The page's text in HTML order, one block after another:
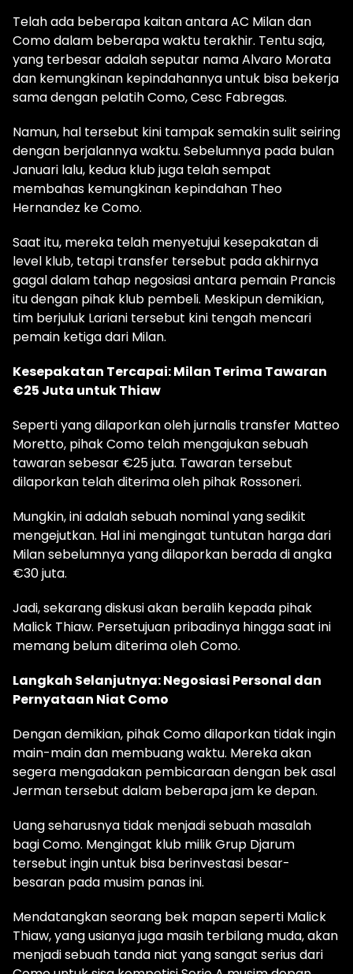
Telah ada beberapa kaitan antara AC Milan dan
Como dalam beberapa waktu terakhir. Tentu saja,
yang terbesar adalah seputar nama Alvaro Morata
dan kemungkinan kepindahannya untuk bisa bekerja
sama dengan pelatih Como, Cesc Fabregas.
Namun, hal tersebut kini tampak semakin sulit seiring
dengan berjalannya waktu. Sebelumnya pada bulan
Januari lalu, kedua klub juga telah sempat
membahas kemungkinan kepindahan Theo
Hernandez ke Como.
Saat itu, mereka telah menyetujui kesepakatan di
level klub, tetapi transfer tersebut pada akhirnya
gagal dalam tahap negosiasi antara pemain Prancis
itu dengan pihak klub pembeli. Meskipun demikian,
tim berjuluk Lariani tersebut kini tengah mencari
pemain ketiga dari Milan.
Kesepakatan Tercapai: Milan Terima Tawaran
€25 Juta untuk Thiaw
Seperti yang dilaporkan oleh jurnalis transfer Matteo
Moretto, pihak Como telah mengajukan sebuah
tawaran sebesar €25 juta. Tawaran tersebut
dilaporkan telah diterima oleh pihak Rossoneri.
Mungkin, ini adalah sebuah nominal yang sedikit
mengejutkan. Hal ini mengingat tuntutan harga dari
Milan sebelumnya yang dilaporkan berada di angka
€30 juta.
Jadi, sekarang diskusi akan beralih kepada pihak
Malick Thiaw. Persetujuan pribadinya hingga saat ini
memang belum diterima oleh Como.
Langkah Selanjutnya: Negosiasi Personal dan
Pernyataan Niat Como
Dengan demikian, pihak Como dilaporkan tidak ingin
main-main dan membuang waktu. Mereka akan
segera mengadakan pembicaraan dengan bek asal
Jerman tersebut dalam beberapa jam ke depan.
Uang seharusnya tidak menjadi sebuah masalah
bagi Como. Mengingat klub milik Grup Djarum
tersebut ingin untuk bisa berinvestasi besar-
besaran pada musim panas ini.
Mendatangkan seorang bek mapan seperti Malick
Thiaw, yang usianya juga masih terbilang muda, akan
menjadi sebuah tanda niat yang sangat serius dari